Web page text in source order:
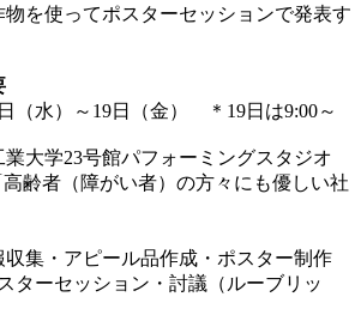
物を使ってポスターセッションで発表す
水）～19日（金） ＊19日は9:00～
大学23号館パフォーミングスタジオ
齢者（障がい者）の方々にも優しい社
収集・アピール品作成・ポスター制作
ターセッション・討議（ルーブリッ